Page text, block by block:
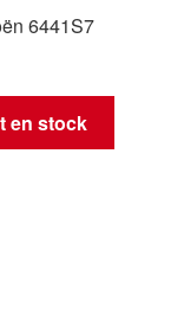
6441S7
en stock